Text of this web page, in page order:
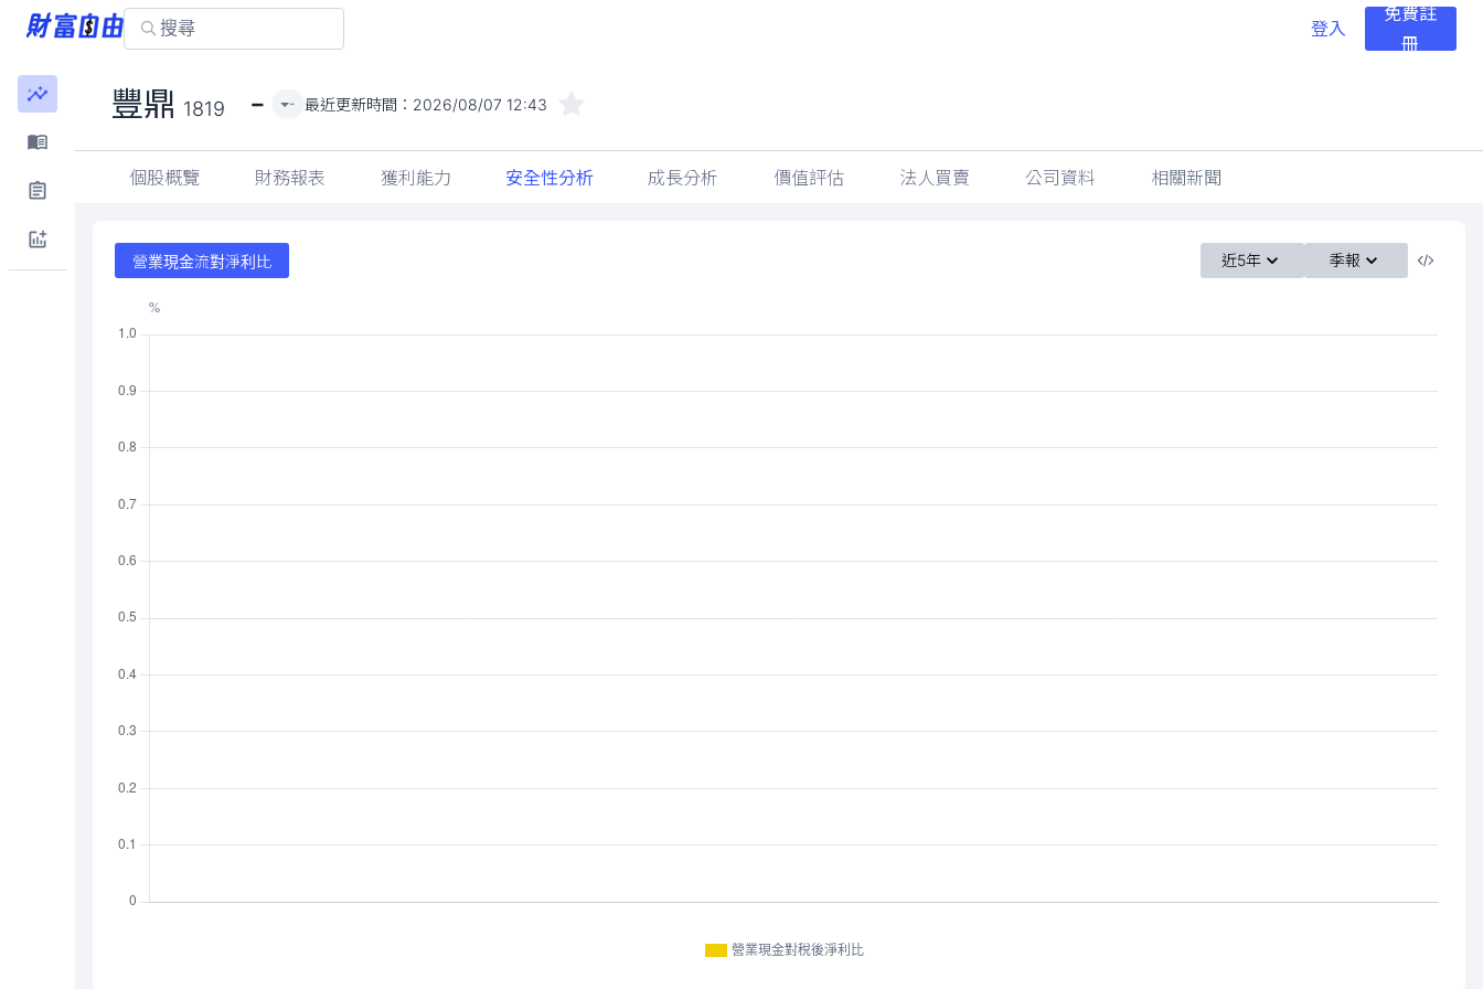
登入
免費註
冊
豐鼎 1819 - - 最近更新時間： 2026/08/07 12:43
個股概覽 財務報表 獲利能力 安全性分析 成長分析 價值評估 法人買賣 公司資料 相關新聞
營業現金流對淨利比 近5年 季報
營業現金對稅後淨利比